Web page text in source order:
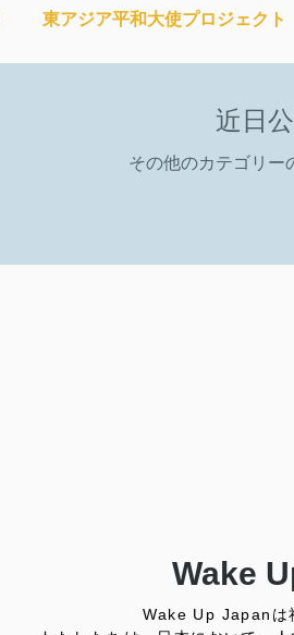
東アジア平和大使プロジェクト
シティズンシップ啓発出前授業
近日
その他のカテゴリー
Wake
Wake Up Japanは